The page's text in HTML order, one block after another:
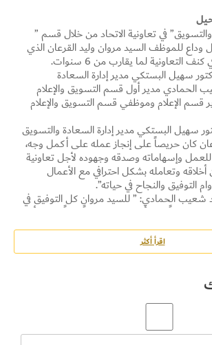
في تعاونية الاتحاد من خلال قسم ”
وداع للموظف السيد مروان وليد القرعان الذي
لما يقارب من 6 سنوات.
سهيل البستكي مدير إدارة السعادة
الحمادي مدير أول قسم التسويق والإعلام
قسم الإعلام وموظفي قسم التسويق والإعلام
سهيل البستكي مدير إدارة السعادة والتسويق
كان حريصاً على إنجاز عمله على أكمل وجه،
للعمل وإسهاماته وصدقه وجهوده لأجل تعاونية
وتعامله بشكل احترافي مع الأعمال
التوفيق والنجاح في حياته”.
شعيب الحمادي: ” للسيد مروان كل التوفيق في
مؤكداً على أنه سيبقى دائماً جزءاً لا يتجزأ
مشيراً إلى أنه تميز بسمات الموظف المثالي
” أن السيد مروان القرعان كان أحد الموظفين
أساسي في تحقيق النجاح على الصعيد المهني،
كبيرة في جهود العلاقات الإعلامية والعامة
في كل مساعيه”.
اقرأ أكثر